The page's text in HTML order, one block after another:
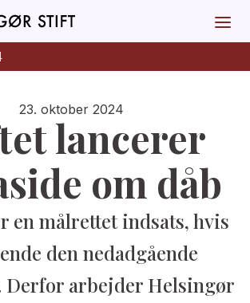
23. oktober 2024
lancerer
om dåb
en målrettet indsats, hvis
den nedadgående
Derfor arbejder Helsingør